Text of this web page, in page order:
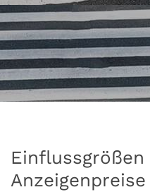
Einflussgrößen
Anzeigenpreise